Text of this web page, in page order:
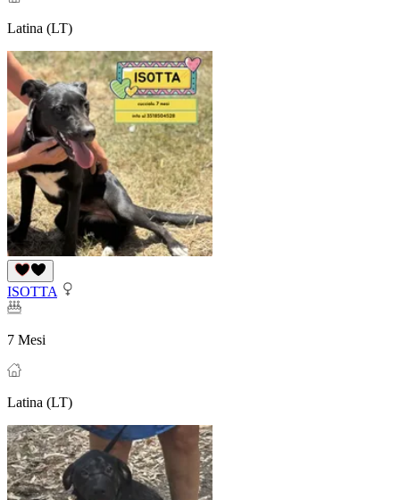
Latina (LT)
ISOTTA
7 Mesi
Latina (LT)